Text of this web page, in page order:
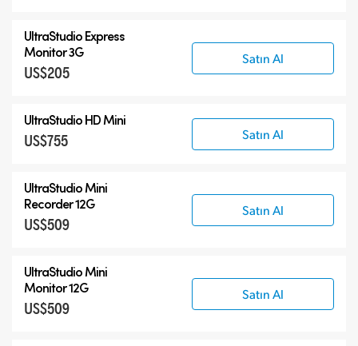
UltraStudio Express
Monitor 3G
US$205
Satın Al
UltraStudio HD Mini
US$755 Satın Al
UltraStudio Mini
Recorder 12G
US$509
Satın Al
UltraStudio Mini
Monitor 12G
US$509
Satın Al